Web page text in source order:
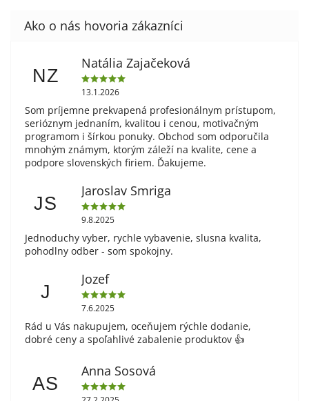
NZ
Natália Zajačeková
13.1.2026
Som príjemne prekvapená profesionálnym prístupom,
serióznym jednaním, kvalitou i cenou, motivačným
programom i šírkou ponuky. Obchod som odporučila
mnohým známym, ktorým záleží na kvalite, cene a
podpore slovenských firiem. Ďakujeme.
JS
Jaroslav Smriga
9.8.2025
Jednoduchy vyber, rychle vybavenie, slusna kvalita,
pohodlny odber - som spokojny.
J
Jozef
7.6.2025
Rád u Vás nakupujem, oceňujem rýchle dodanie,
dobré ceny a spoľahlivé zabalenie produktov 👍
AS
Anna Sosová